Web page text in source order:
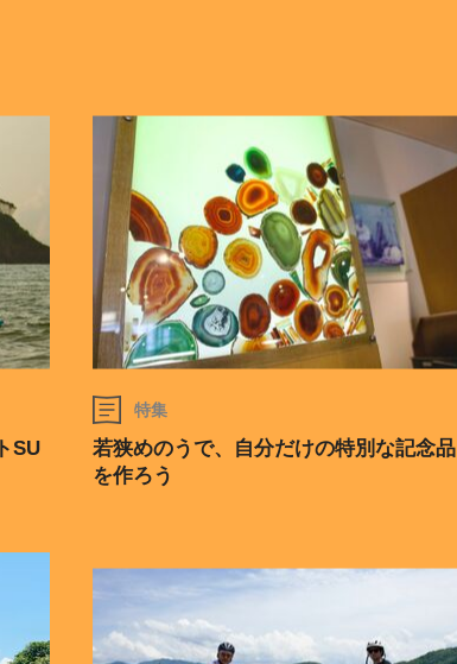
SU
特集
若狭めのうで、自分だけの特別な記念品
を作ろう